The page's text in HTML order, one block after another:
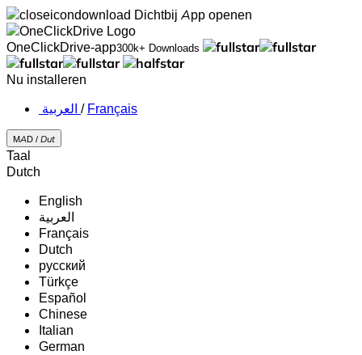
Dichtbij App openen
OneClickDrive-app300k+ Downloads
Nu installeren
‏العربية ‏ / Français
MAD / Dut
Taal
Dutch
English
‏العربية‏
Français
Dutch
русский
Türkçe
Español
Chinese
Italian
German